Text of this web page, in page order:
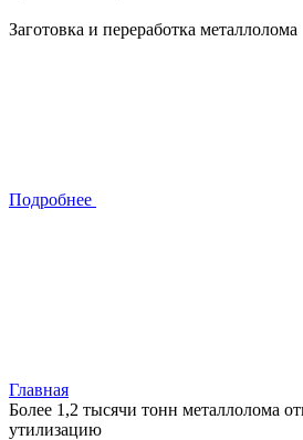
Заготовка и переработка металлолома
Подробнее
Главная
Более 1,2 тысячи тонн металлолома
утилизацию